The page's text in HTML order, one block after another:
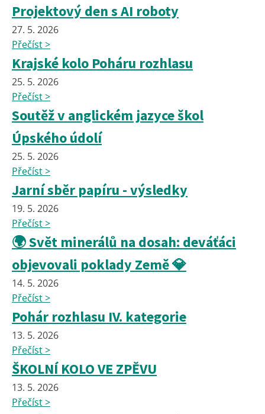
Projektový den s AI roboty
27. 5. 2026
Přečíst >
Krajské kolo Poháru rozhlasu
25. 5. 2026
Přečíst >
Soutěž v anglickém jazyce škol
Úpského údolí
25. 5. 2026
Přečíst >
Jarní sběr papíru - výsledky
19. 5. 2026
Přečíst >
🌍 Svět minerálů na dosah: deváťáci
objevovali poklady Země 💎
14. 5. 2026
Přečíst >
Pohár rozhlasu IV. kategorie
13. 5. 2026
Přečíst >
ŠKOLNÍ KOLO VE ZPĚVU
13. 5. 2026
Přečíst >